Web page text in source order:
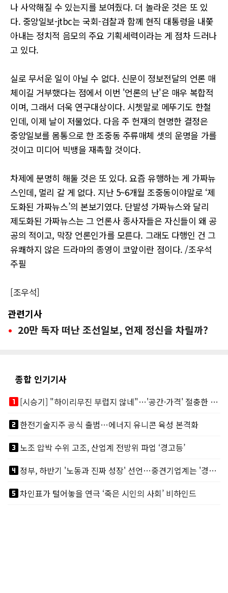
나 사악해질 수 있는지를 보여줬다. 더 놀라운 것은 또 있
다. 중앙일보-jtbc는 국회-검찰과 함께 현직 대통령을 내쫓
아내는 정치적 음모의 주요 기획세력이라는 게 점차 드러나
고 있다.
실로 무서운 일이 아닐 수 없다. 신문이 정보전달의 언론 매
체이길 거부했다는 점에서 이번 '언론의 난'은 매우 복합적
이며, 그래서 더욱 연구대상이다. 시쳇말로 메뚜기도 한철
인데, 이제 날이 저물었다. 다음 주 헌재의 현명한 결정은
중앙일보를 몸통으로 한 조중동 주류매체 셋의 운명을 가를
것이고 미디어 빅뱅을 재촉할 것이다.
차제에 분명히 해둘 것은 또 있다. 요즘 유행하는 게 가짜뉴
스인데, 멀리 갈 게 없다. 지난 5~6개월 조중동이야말로 ‘제
도화된 가짜뉴스’의 본보기였다. 단발성 가짜뉴스와 달리
제도화된 가짜뉴스는 그 언론사 종사자들은 자신들이 왜 공
공의 적이고, 막장 언론인가를 모른다. 그래도 다행인 건 그
유쾌하지 않은 드라마의 종영이 코앞이란 점이다. /조우석
주필
[조우석]
관련기사
20만 독자 떠난 조선일보, 언제 정신을 차릴까?
종합 인기기사
looks_one
[시승기] "하이리무진 부럽지 않네"…'공간·가격' 절충한 카니발 하이루프
looks_two한전기술지주 공식 출범…에너지 유니콘 육성 본격화
looks_3노조 압박 수위 고조, 산업계 전방위 파업 ‘경고등’
looks_4
정부, 하반기 '노동과 진짜 성장' 선언…중견기업계는 '경영 불확실성' 우려
looks_5차인표가 털어놓을 연극 ‘죽은 시인의 사회’ 비하인드